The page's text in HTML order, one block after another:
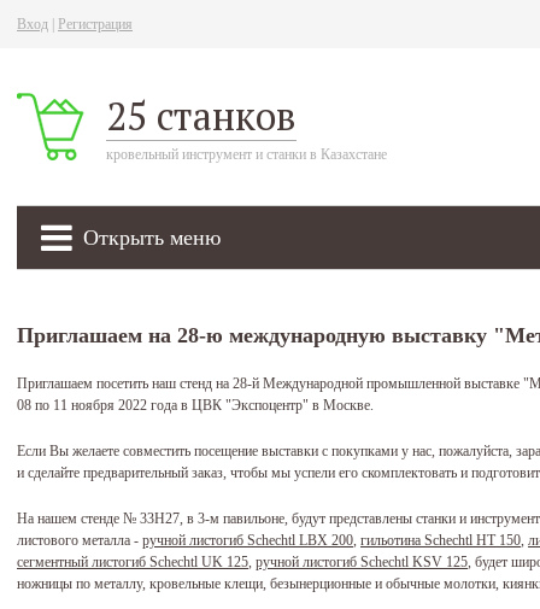
Вход Регистрация
25 станков
кровельный инструмент и станки в Казахстане
Открыть меню
Приглашаем на 28-ю международную выставку
Приглашаем посетить наш стенд на 28-й Международной промышленной выставке
08 по 11 ноября 2022 года в ЦВК "Экспоцентр" в Москве.
Если Вы желаете совместить посещение выставки с покупками у нас, пожалуйста,
и сделайте предварительный заказ, чтобы мы успели его скомплектовать и
На нашем стенде № 33Н27, в 3-м павильоне, будут представлены станки и
листового металла - ручной листогиб Schechtl LBX 200, гильотина Schechtl HT 150,
сегментный листогиб Schechtl UK 125, ручной листогиб Schechtl KSV 125, будет
ножницы по металлу, кровельные клещи, безынерционные и обычные молотки,